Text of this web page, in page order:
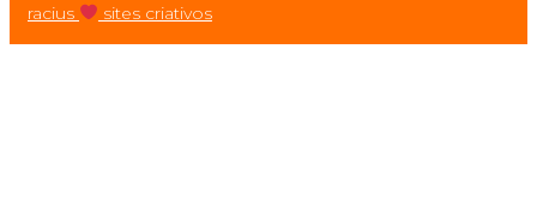
racius
sites criativos